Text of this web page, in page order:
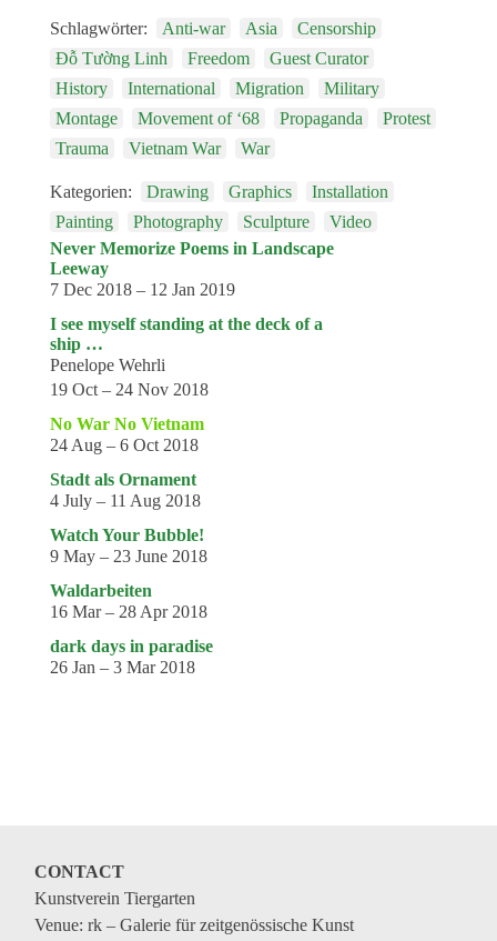
Never Memorize Poems in Landscape
Leeway
7 Dec 2018 – 12 Jan 2019
I see myself standing at the deck of a
ship …
Penelope Wehrli
19 Oct – 24 Nov 2018
No War No Vietnam
24 Aug – 6 Oct 2018
Stadt als Ornament
4 July – 11 Aug 2018
Watch Your Bubble!
9 May – 23 June 2018
Waldarbeiten
16 Mar – 28 Apr 2018
dark days in paradise
26 Jan – 3 Mar 2018
Schlagwörter: Anti-war Asia
Censorship
Đỗ Tường Linh
Freedom
Guest Curator
History
International Migration
Military
Montage
Movement of ‘68 Propaganda
Protest
Trauma
Vietnam War War
Kategorien: Drawing Graphics
Installation
Painting
Photography Sculpture Video
CONTACT
Kunstverein Tiergarten
Venue: rk – Galerie für zeitgenössische Kunst